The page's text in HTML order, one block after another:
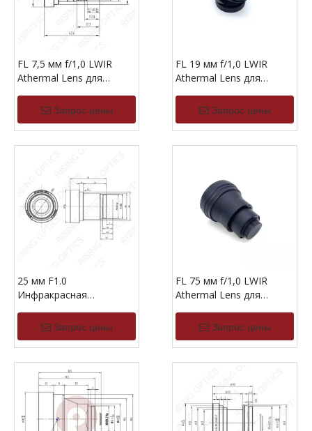
FL 7,5 мм f/1,0 LWIR
Athermal Lens для
Запрос цены
FL 19 мм f/1,0 LWIR
Athermal Lens для
Запрос цены
25 мм F1.0
Инфракрасная
1280x1024-12um
Запрос цены
FL 75 мм f/1,0 LWIR
Athermal Lens для
Запрос цены